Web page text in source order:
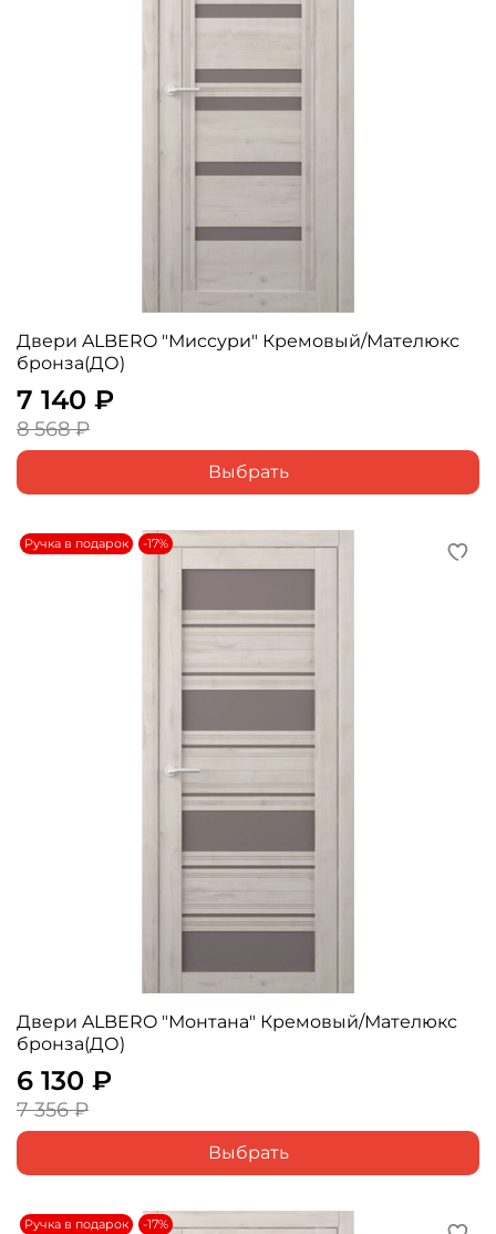
Двери ALBERO "Миссури" Кремовый/Мателюкс
бронза(ДО)
7 140 ₽
8 568 ₽
Выбрать
Ручка в подарок -17%
Двери ALBERO "Монтана" Кремовый/Мателюкс
бронза(ДО)
6 130 ₽
7 356 ₽
Выбрать
Ручка в подарок -17%